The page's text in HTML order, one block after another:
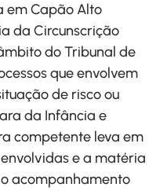
em Capão Alto
da Circunscrição
do Tribunal de
que envolvem
de risco ou
da Infância e
competente leva em
e a matéria
acompanhamento